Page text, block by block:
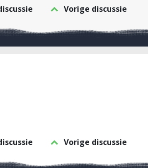
Vorige discussie
Vorige discussie